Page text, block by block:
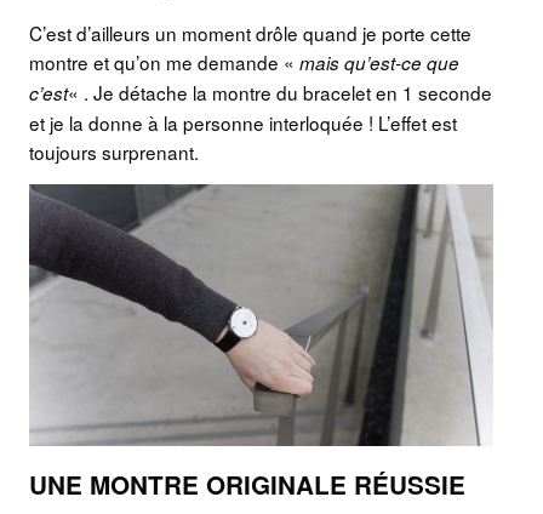
C’est d’ailleurs un moment drôle quand je porte cette
montre et qu’on me demande « mais qu’est-ce que
c’est« . Je détache la montre du bracelet en 1 seconde
et je la donne à la personne interloquée ! L’effet est
toujours surprenant.
UNE MONTRE ORIGINALE RÉUSSIE